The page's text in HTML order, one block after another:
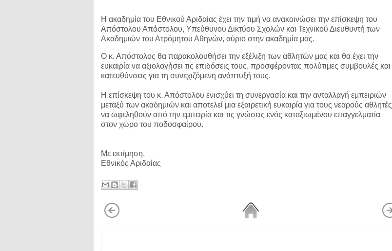
Η ακαδημία του Εθνικού Αριδαίας έχει την τιμή να ανακοινώσει την επίσκεψη του
Απόστολου Απόστολου, Υπεύθυνου Δικτύου Σχολών και Τεχνικού Διευθυντή των
Ακαδημιών του Ατρόμητου Αθηνών, αύριο στην ακαδημία μας.
Ο κ. Απόστολος θα παρακολουθήσει την εξέλιξη των αθλητών μας και θα έχει την
ευκαιρία να αξιολογήσει τις επιδόσεις τους, προσφέροντας πολύτιμες συμβουλές και
κατευθύνσεις για τη συνεχιζόμενη ανάπτυξή τους.
Η επίσκεψη του κ. Απόστολου ενισχύει τη συνεργασία και την ανταλλαγή εμπειριών
μεταξύ των ακαδημιών και αποτελεί μια εξαιρετική ευκαιρία για τους νεαρούς αθλητές
να ωφεληθούν από την εμπειρία και τις γνώσεις ενός καταξιωμένου επαγγελματία
στον χώρο του ποδοσφαίρου.
Με εκτίμηση,
Εθνικός Αριδαίας